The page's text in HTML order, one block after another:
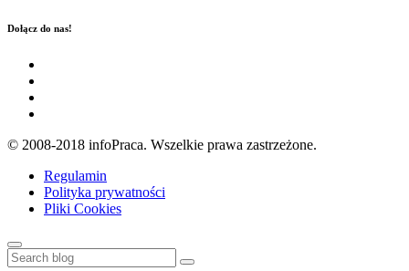
Dołącz do nas!
© 2008-2018 infoPraca. Wszelkie prawa zastrzeżone.
Regulamin
Polityka prywatności
Pliki Cookies